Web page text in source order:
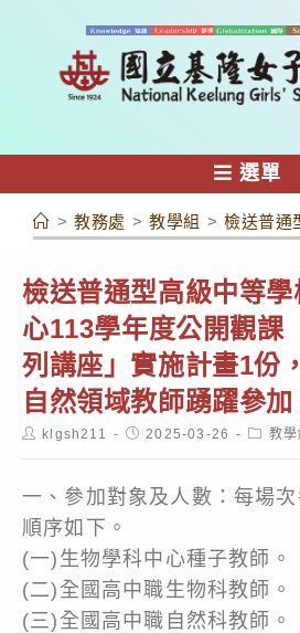
容
選單
> 教務處 > 教學組 > 檢送普通
檢送普通型高級中等
心113學年度公開觀課
列講座」實施計畫1份
自然領域教師踴躍參加
Postklgsh211
Post2025-03-26
Post教學
一、參加對象及人數：每場
順序如下。
(一)生物學科中心種子教師。
(二)全國高中職生物科教師。
(三)全國高中職自然科教師。